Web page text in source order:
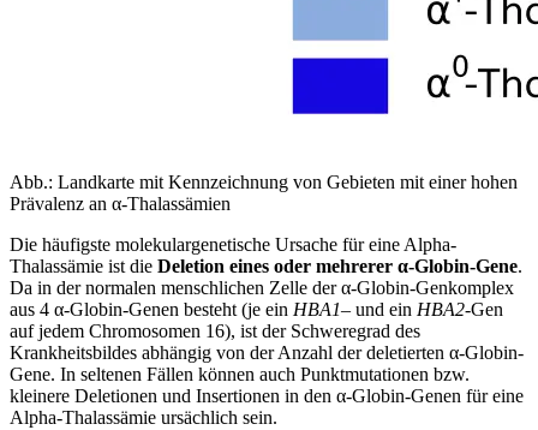
Abb.: Landkarte mit Kennzeichnung von Gebieten mit einer hohen
Prävalenz an α-Thalassämien
Die häufigste molekulargenetische Ursache für eine Alpha-
Thalassämie ist die Deletion eines oder mehrerer α-Globin-Gene.
Da in der normalen menschlichen Zelle der α-Globin-Genkomplex
aus 4 α-Globin-Genen besteht (je ein HBA1– und ein HBA2-Gen
auf jedem Chromosomen 16), ist der Schweregrad des
Krankheitsbildes abhängig von der Anzahl der deletierten α-Globin-
Gene. In seltenen Fällen können auch Punktmutationen bzw.
kleinere Deletionen und Insertionen in den α-Globin-Genen für eine
Alpha-Thalassämie ursächlich sein.